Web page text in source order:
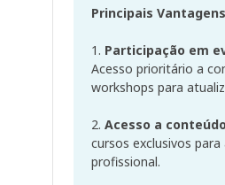
Principais
1. Participação em
Acesso prioritário a
workshops para
2. Acesso a
cursos exclusivos
profissional.